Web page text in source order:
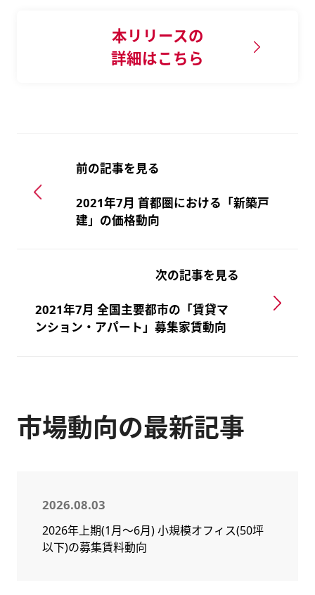
本リリースの
詳細はこちら
前の記事を見る
2021年7月 首都圏における「新築戸
建」の価格動向
次の記事を見る
2021年7月 全国主要都市の「賃貸マ
ンション・アパート」募集家賃動向
市場動向の最新記事
2026.08.03
2026年上期(1月～6月) 小規模オフィス(50坪
以下)の募集賃料動向